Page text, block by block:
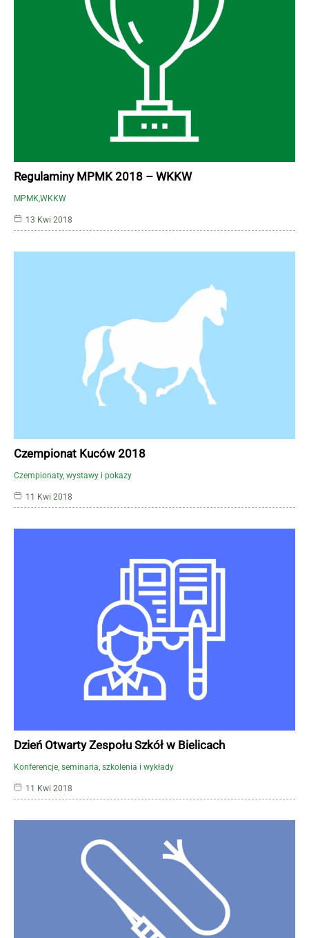
MPMKWKKW
Regulaminy MPMK 2018 – WKKW
13 Kwi 2018
Czempionaty, wystawy i pokazy
Czempionat Kuców 2018
11 Kwi 2018
Konferencje, seminaria, szkolenia i wykłady
Dzień Otwarty Zespołu Szkół w Bielicach
11 Kwi 2018